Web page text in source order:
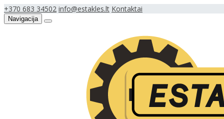
+370 683 34502 info@estakles.lt Kontaktai
Navigacija